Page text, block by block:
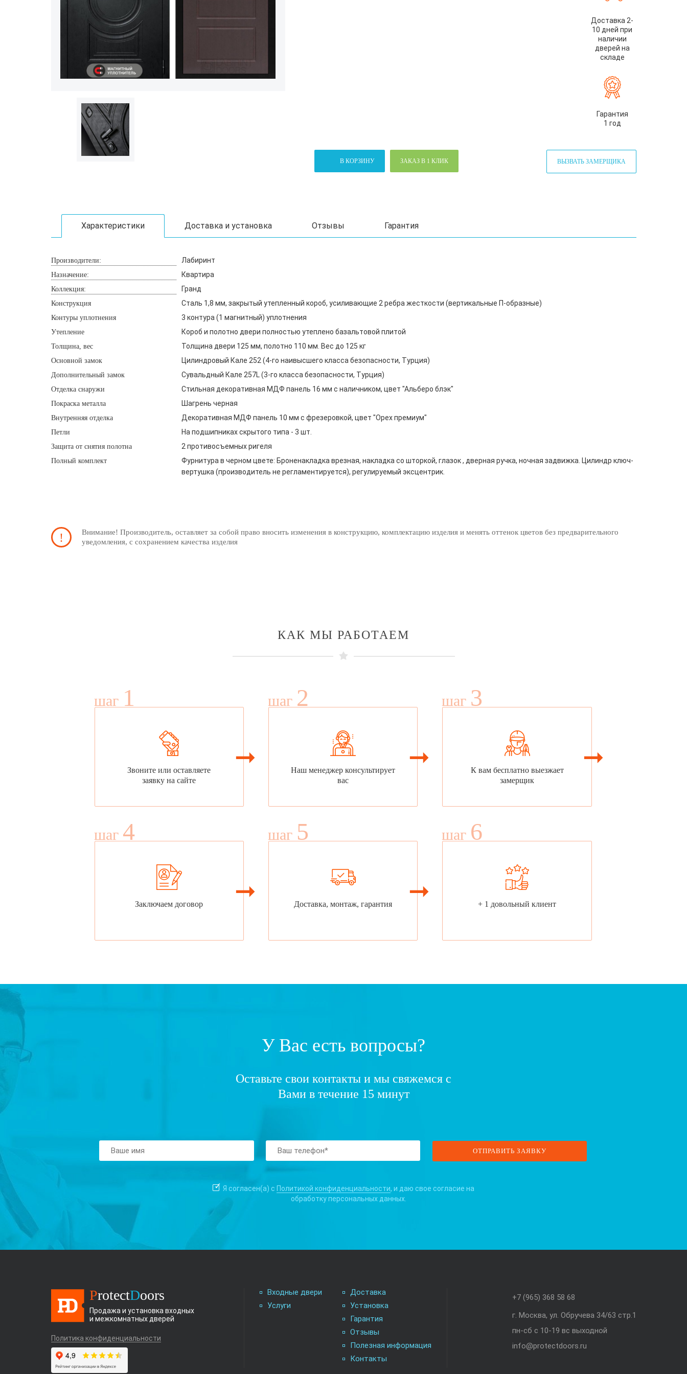
Доставка 2-
10 дней при
наличии
дверей на
складе
Гарантия
1 год
В КОРЗИНУ ЗАКАЗ В 1 КЛИК ВЫЗВАТЬ ЗАМЕРЩИКА
Характеристики Доставка и установка Отзывы Гарантия
Производители: Лабиринт
Назначение: Квартира
Коллекция: Гранд
Конструкция Сталь 1,8 мм, закрытый утепленный короб, усиливающие 2 ребра жесткости (вертикальные П-образные)
Контуры уплотнения 3 контура (1 магнитный) уплотнения
Утепление Короб и полотно двери полностью утеплено базальтовой плитой
Толщина, вес Толщина двери 125 мм, полотно 110 мм. Вес до 125 кг
Основной замок Цилиндровый Кале 252 (4-го наивысшего класса безопасности, Турция)
Дополнительный замок Сувальдный Кале 257L (3-го класса безопасности, Турция)
Отделка снаружи Стильная декоративная МДФ панель 16 мм с наличником, цвет "Альберо блэк"
Покраска металла Шагрень черная
Внутренняя отделка Декоративная МДФ панель 10 мм с фрезеровкой, цвет "Орех премиум"
Петли На подшипниках скрытого типа - 3 шт.
Защита от снятия полотна 2 противосъемных ригеля
Полный комплект
Фурнитура в черном цвете: Броненакладка врезная, накладка со шторкой, глазок , дверная ручка, ночная задвижка. Цилиндр ключ-
вертушка (производитель не регламентируется), регулируемый эксцентрик.
Внимание! Производитель, оставляет за собой право вносить изменения в конструкцию, комплектацию изделия и менять оттенок цветов без предварительного
уведомления, с сохранением качества изделия
КАК МЫ РАБОТАЕМ
шаг 1
Звоните или оставляете
заявку на сайте
шаг 2
Наш менеджер консультирует
вас
шаг 3
К вам бесплатно выезжает
замерщик
шаг 4
Заключаем договор
шаг 5
Доставка, монтаж, гарантия
шаг 6
+ 1 довольный клиент
У Вас есть вопросы?
Оставьте свои контакты и мы свяжемся с
Вами в течение 15 минут
Я согласен(а) с Политикой конфиденциальности, и даю свое согласие на
обработку персональных данных.
ProtectDoors
Продажа и установка входных
и межкомнатных дверей
Политика конфиденциальности
Входные двери
Услуги
Доставка
Установка
Гарантия
Отзывы
Полезная информация
Контакты
+7 (965) 368 58 68
г. Москва, ул. Обручева 34/63 стр.1
пн-сб с 10-19 вс выходной
info@protectdoors.ru